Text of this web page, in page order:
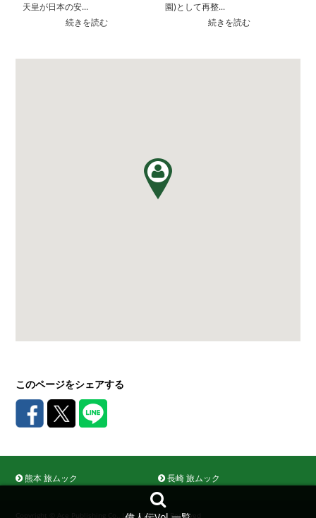
天皇が日本の安...
続きを読む
園)として再整...
続きを読む
このページをシェアする
熊本 旅ムック 長崎 旅ムック
Copyright © Ace Publishing Co., Ltd. All Rights Reserved